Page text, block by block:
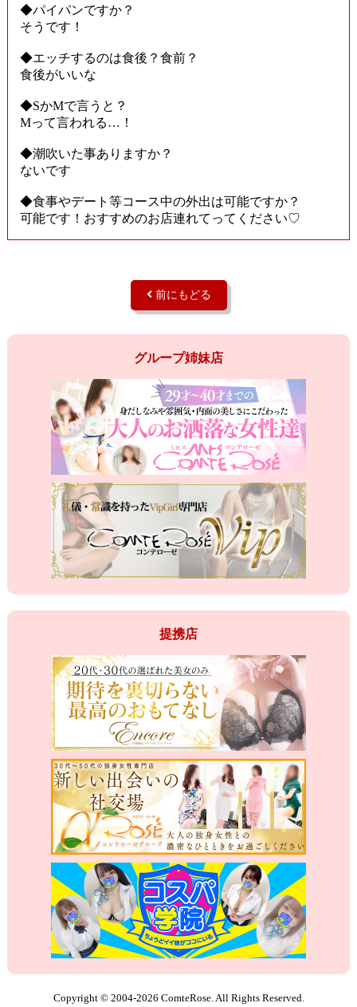
◆パイパンですか？
そうです！
◆エッチするのは食後？食前？
食後がいいな
◆SかMで言うと？
Mって言われる…！
◆潮吹いた事ありますか？
ないです
◆食事やデート等コース中の外出は可能ですか？
可能です！おすすめのお店連れてってください♡
前にもどる
グループ姉妹店
提携店
Copyright © 2004-2026 ComteRose. All Rights Reserved.